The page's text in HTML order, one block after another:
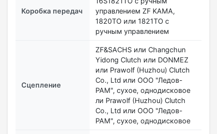
Коробка передач
управлением ZF KAMA,
1820ТО или 1821ТО с
ручным управлением
Сцепление
ZF&SACHS или Changchun
Yidong Clutch или DONMEZ
или Prawolf (Huzhou) Clutch
Co., Ltd или ООО "Ледов-
РАМ", сухое, однодисковое
ли Prawolf (Huzhou) Clutch
Co., Ltd или ООО "Ледов-
РАМ", сухое, однодисковое